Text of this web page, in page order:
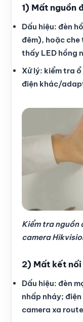
1) Mất nguồn
Dấu hiệu: đèn
đêm), hoặc che
thấy LED hồng
Xử lý: kiểm tra
điện khác/
Kiểm tra nguồn
camera
2) Mất kết
Dấu hiệu: đèn
nhấp nháy;
camera xa